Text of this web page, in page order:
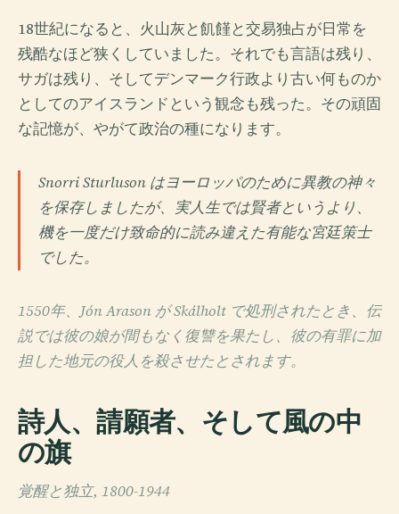
18世紀になると、火山灰と飢饉と交易独占が日常を
残酷なほど狭くしていました。それでも言語は残り、
サガは残り、そしてデンマーク行政より古い何ものか
としてのアイスランドという観念も残った。その頑固
な記憶が、やがて政治の種になります。
Snorri Sturluson はヨーロッパのために異教の神々
を保存しましたが、実人生では賢者というより、
機を一度だけ致命的に読み違えた有能な宮廷策士
でした。
1550年、Jón Arason が Skálholt で処刑されたとき、伝
説では彼の娘が間もなく復讐を果たし、彼の有罪に加
担した地元の役人を殺させたとされます。
詩人、請願者、そして風の中
の旗
覚醒と独立, 1800-1944